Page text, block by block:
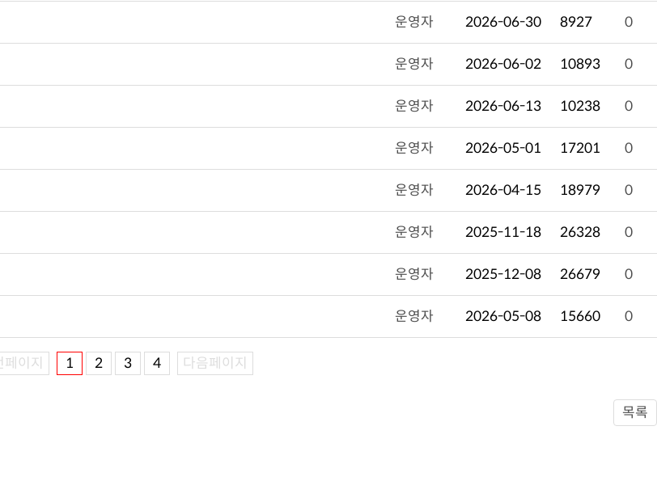
운영자 2026-06-30 8927 0
운영자 2026-06-02 10893 0
운영자 2026-06-13 10238 0
운영자 2026-05-01 17201 0
운영자 2026-04-15 18979 0
운영자 2025-11-18 26328 0
운영자 2025-12-08 26679 0
운영자 2026-05-08 15660 0
페이지 1 2 3 4 다음페이지
목록